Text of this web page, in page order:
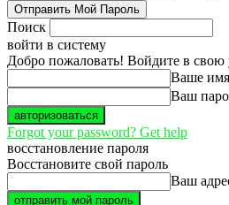
Поиск
войти в систему
Добро пожаловать! Войдите в свою
Ваше имя
Ваш
Forgot your password? Get help
восстановление пароля
Восстановите свой пароль
Ваш